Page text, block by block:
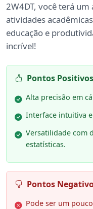
2W4DT, você terá
atividades
educação e
incrível!
Pontos Positivos
Alta precisão em
Interface intuitiva
Versatilidade com
estatísticas.
Pontos
Pode ser um